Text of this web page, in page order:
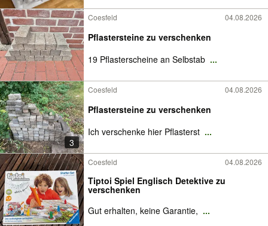
Coesfeld 04.08.2026
Pflastersteine zu verschenken
19 Pflasterscheine an Selbstab ...
3
Coesfeld 04.08.2026
Pflastersteine zu verschenken
Ich verschenke hier Pflasterst ...
Coesfeld 04.08.2026
Tiptoi Spiel Englisch Detektive zu
verschenken
Gut erhalten, keine Garantie, ...